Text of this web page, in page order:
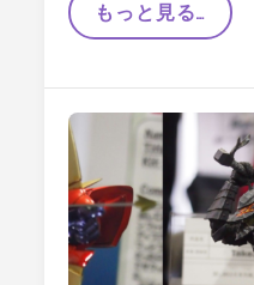
【テ
ィ
マ
キ
キ
シ
ン
グ
し
もっと見る…